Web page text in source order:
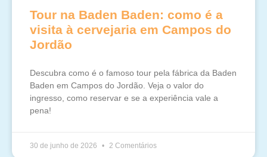
Tour na Baden Baden: como é a
visita à cervejaria em Campos do
Jordão
Descubra como é o famoso tour pela fábrica da Baden
Baden em Campos do Jordão. Veja o valor do
ingresso, como reservar e se a experiência vale a
pena!
30 de junho de 2026 2 Comentários